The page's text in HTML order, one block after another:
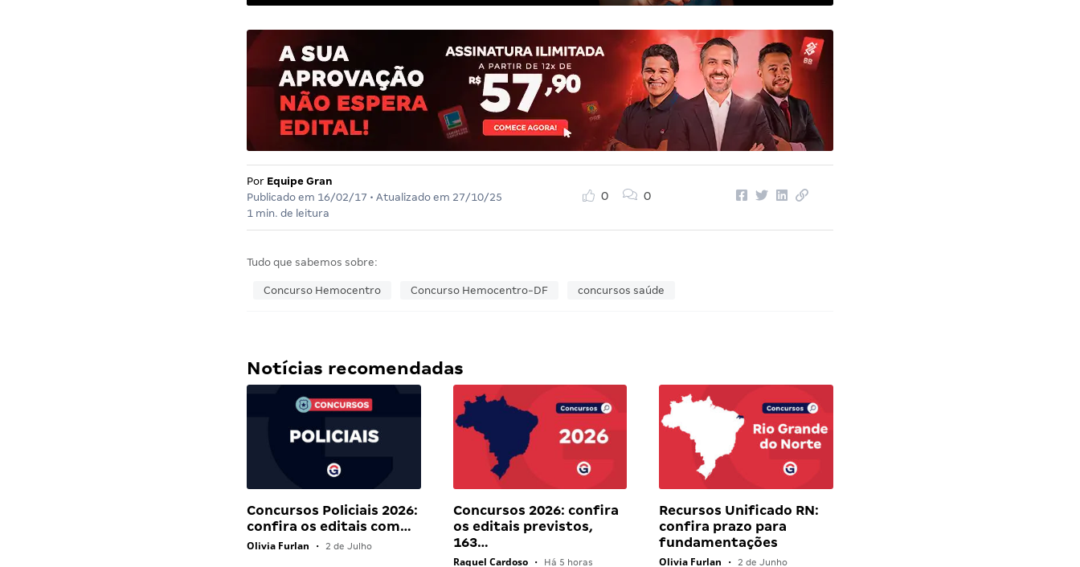
Por Equipe Gran
Publicado em 16/02/17 • Atualizado em 27/10/25
1 min. de leitura
0 0
Tudo que sabemos sobre:
Concurso Hemocentro Concurso Hemocentro-DF concursos saúde
Notícias recomendadas
Concursos Policiais 2026:
confira os editais com…
Olivia Furlan • 2 de Julho
Concursos 2026: confira
os editais previstos,
163…
Raquel Cardoso • Há 5 horas
Recursos Unificado RN:
confira prazo para
fundamentações
Olivia Furlan • 2 de Junho